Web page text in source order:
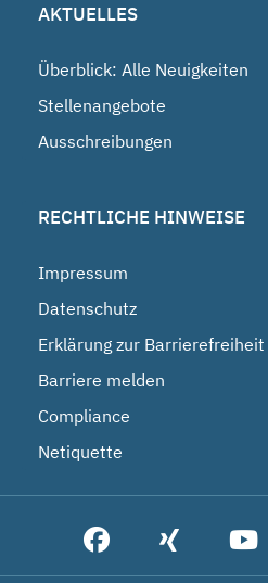
AKTUELLES
Überblick: Alle Neuigkeiten
Stellenangebote
Ausschreibungen
RECHTLICHE HINWEISE
Impressum
Datenschutz
Erklärung zur Barrierefreiheit
Barriere melden
Compliance
Netiquette